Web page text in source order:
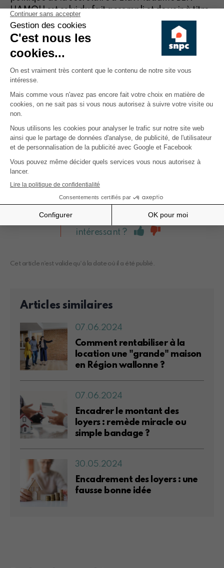
HAMOU est celui du fait accompli et de voir à titre
exemplatif sa tentative - mais qui a échoué - de
faire passer au travers un arrêté de pouvoir
spéciaux la création d'une commission paritaire
locative et la mise en place d'un système
permanent d'encadrement des loyers via
l'instauration d'un recours contre les loyers abusifs
c'est-à-dire ceux qui dépasseraient de 10 % ceux
mentionnés dans les grilles indicatives de loyers
qui n'ont pourtant aucune force contraignantes.
Cette mesure n'est cependant pas passée devant
les réserves sur la forme et le fond de plusieurs
Share on
Avez-vous trouvé cet article
intéressant ?
Cet article n'est valide qu'à la date où il a été publié.
Articles similaires
07.06.2024
Comment rentabiliser à la
location une "grande" maison
en Région wallonne ?
07.06.2024
Encadrer le montant des
loyers : remède miracle ou
simple bandage ?
30.05.2024
Encadrement des loyers : une
fausse bonne idée